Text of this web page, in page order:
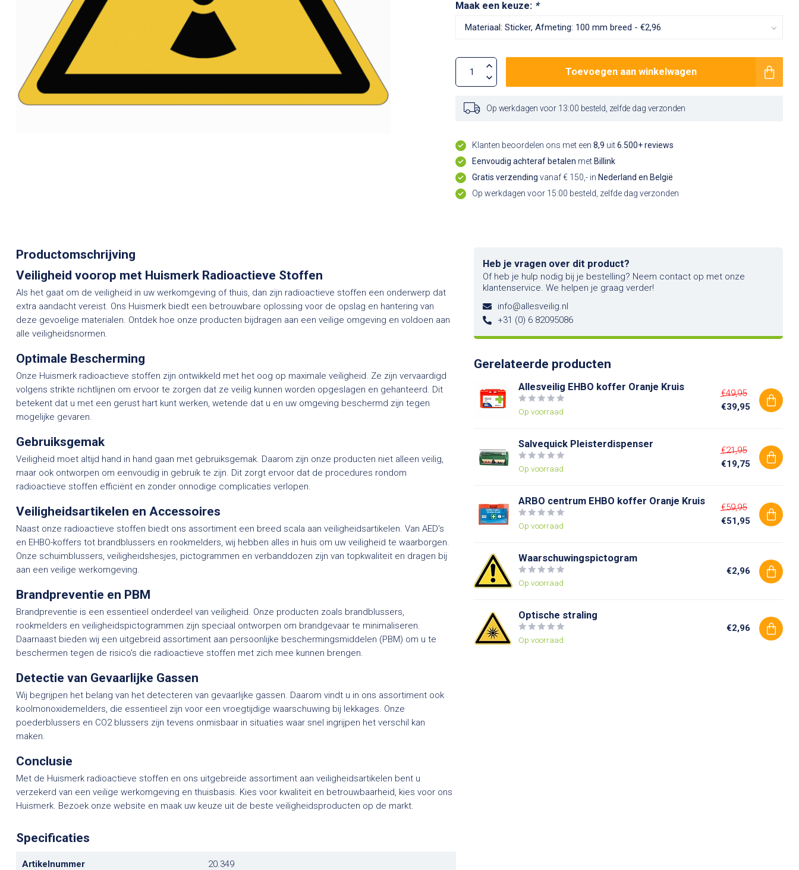
Maak een keuze: *
Toevoegen aan winkelwagen
Op werkdagen voor 13:00 besteld, zelfde dag verzonden
Klanten beoordelen ons met een8,9 uit6.500+ reviews
Eenvoudig achteraf betalen met Billink
Gratis verzending vanaf € 150,- in Nederland en België
Op werkdagen voor 15:00 besteld, zelfde dag verzonden
Productomschrijving
Veiligheid voorop met Huismerk Radioactieve Stoffen
Als het gaat om de veiligheid in uw werkomgeving of thuis, dan zijn radioactieve stoffen een onderwerp dat
extra aandacht vereist. Ons Huismerk biedt een betrouwbare oplossing voor de opslag en hantering van
deze gevoelige materialen. Ontdek hoe onze producten bijdragen aan een veilige omgeving en voldoen aan
alle veiligheidsnormen.
Optimale Bescherming
Onze Huismerk radioactieve stoffen zijn ontwikkeld met het oog op maximale veiligheid. Ze zijn vervaardigd
volgens strikte richtlijnen om ervoor te zorgen dat ze veilig kunnen worden opgeslagen en gehanteerd. Dit
betekent dat u met een gerust hart kunt werken, wetende dat u en uw omgeving beschermd zijn tegen
mogelijke gevaren.
Gebruiksgemak
Veiligheid moet altijd hand in hand gaan met gebruiksgemak. Daarom zijn onze producten niet alleen veilig,
maar ook ontworpen om eenvoudig in gebruik te zijn. Dit zorgt ervoor dat de procedures rondom
radioactieve stoffen efficiënt en zonder onnodige complicaties verlopen.
Veiligheidsartikelen en Accessoires
Naast onze radioactieve stoffen biedt ons assortiment een breed scala aan veiligheidsartikelen. Van AED's
en EHBO-koffers tot brandblussers en rookmelders, wij hebben alles in huis om uw veiligheid te waarborgen.
Onze schuimblussers, veiligheidshesjes, pictogrammen en verbanddozen zijn van topkwaliteit en dragen bij
aan een veilige werkomgeving.
Brandpreventie en PBM
Brandpreventie is een essentieel onderdeel van veiligheid. Onze producten zoals brandblussers,
rookmelders en veiligheidspictogrammen zijn speciaal ontworpen om brandgevaar te minimaliseren.
Daarnaast bieden wij een uitgebreid assortiment aan persoonlijke beschermingsmiddelen (PBM) om u te
beschermen tegen de risico's die radioactieve stoffen met zich mee kunnen brengen.
Detectie van Gevaarlijke Gassen
Wij begrijpen het belang van het detecteren van gevaarlijke gassen. Daarom vindt u in ons assortiment ook
koolmonoxidemelders, die essentieel zijn voor een vroegtijdige waarschuwing bij lekkages. Onze
poederblussers en CO2 blussers zijn tevens onmisbaar in situaties waar snel ingrijpen het verschil kan
maken.
Conclusie
Met de Huismerk radioactieve stoffen en ons uitgebreide assortiment aan veiligheidsartikelen bent u
verzekerd van een veilige werkomgeving en thuisbasis. Kies voor kwaliteit en betrouwbaarheid, kies voor ons
Huismerk. Bezoek onze website en maak uw keuze uit de beste veiligheidsproducten op de markt.
Specificaties
Artikelnummer 20.349
Heb je vragen over dit product?
Of heb je hulp nodig bij je bestelling? Neem contact op met onze
klantenservice. We helpen je graag verder!
info@allesveilig.nl
+31 (0) 6 82095086
Gerelateerde producten
Allesveilig EHBO koffer Oranje Kruis
Op voorraad
€49,95
€39,95
Salvequick Pleisterdispenser
Op voorraad
€21,95
€19,75
ARBO centrum EHBO koffer Oranje Kruis
Op voorraad
€59,95
€51,95
Waarschuwingspictogram
Op voorraad
€2,96
Optische straling
Op voorraad
€2,96